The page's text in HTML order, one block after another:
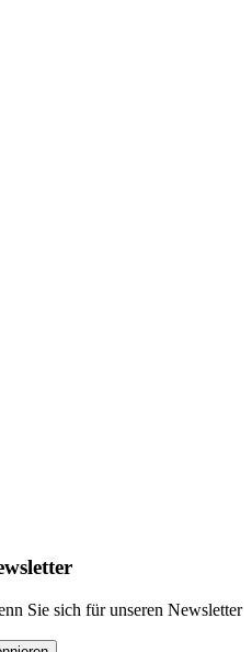
Sie sich für unseren Newsletter